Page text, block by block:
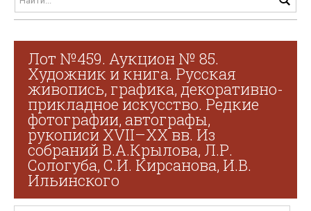
Лот №459. Аукцион № 85.
Художник и книга. Русская
живопись, графика, декоративно-
прикладное искусство. Редкие
фотографии, автографы,
рукописи XVII–XX вв. Из
собраний В.А.Крылова, Л.Р.
Сологуба, С.И. Кирсанова, И.В.
Ильинского